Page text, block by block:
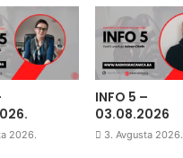
2026.
INFO 5 –
03.08.2026
3. Avgusta 2026.